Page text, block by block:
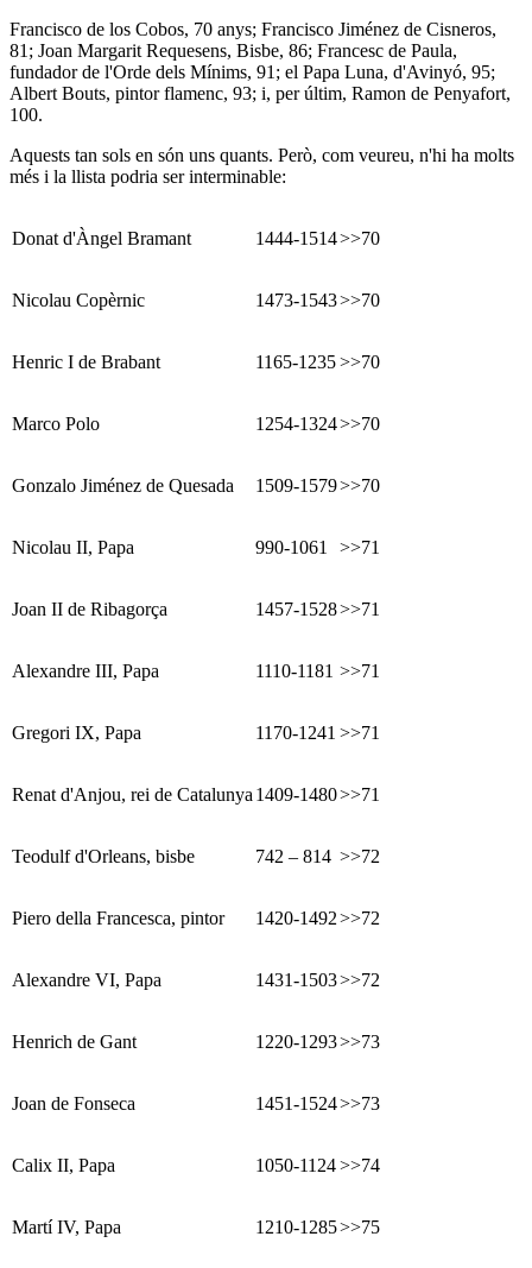
Francisco de los Cobos, 70 anys; Francisco Jiménez de Cisneros,
81; Joan Margarit Requesens, Bisbe, 86; Francesc de Paula,
fundador de l'Orde dels Mínims, 91; el Papa Luna, d'Avinyó, 95;
Albert Bouts, pintor flamenc, 93; i, per últim, Ramon de Penyafort,
100.
Aquests tan sols en són uns quants. Però, com veureu, n'hi ha molts
més i la llista podria ser interminable:
Donat d'Àngel Bramant 1444-1514>>70
Nicolau Copèrnic 1473-1543>>70
Henric I de Brabant 1165-1235>>70
Marco Polo 1254-1324>>70
Gonzalo Jiménez de Quesada 1509-1579>>70
Nicolau II, Papa 990-1061 >>71
Joan II de Ribagorça 1457-1528>>71
Alexandre III, Papa 1110-1181 >>71
Gregori IX, Papa 1170-1241 >>71
Renat d'Anjou, rei de Catalunya 1409-1480>>71
Teodulf d'Orleans, bisbe 742 – 814 >>72
Piero della Francesca, pintor 1420-1492>>72
Alexandre VI, Papa 1431-1503>>72
Henrich de Gant 1220-1293>>73
Joan de Fonseca 1451-1524>>73
Calix II, Papa 1050-1124>>74
Martí IV, Papa 1210-1285>>75